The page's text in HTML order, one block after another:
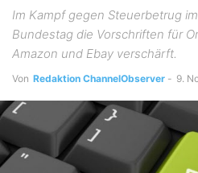
Im Kampf gegen Steuerbetrug
Bundestag die Vorschriften für
Amazon und Ebay verschärft.
Von Redaktion ChannelObserver - 9.